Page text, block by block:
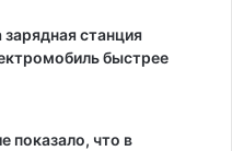
станция
быстрее
показало, что в